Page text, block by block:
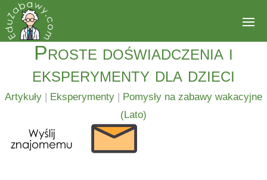
Proste doświadczenia i
eksperymenty dla dzieci
Artykuły | Eksperymenty | Pomysły na zabawy wakacyjne
(Lato)